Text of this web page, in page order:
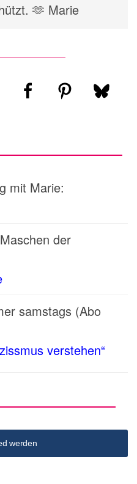
🫶 Marie
mit Marie:
der
samstags (Abo
verstehen“
werden